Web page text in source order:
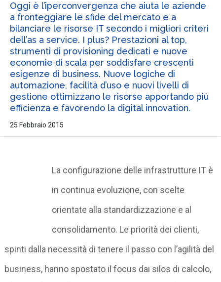
Oggi è l’iperconvergenza che aiuta le aziende
a fronteggiare le sfide del mercato e a
bilanciare le risorse IT secondo i migliori criteri
dell’as a service. I plus? Prestazioni al top,
strumenti di provisioning dedicati e nuove
economie di scala per soddisfare crescenti
esigenze di business. Nuove logiche di
automazione, facilità d’uso e nuovi livelli di
gestione ottimizzano le risorse apportando più
efficienza e favorendo la digital innovation.
25 Febbraio 2015
La configurazione delle infrastrutture IT è
in continua evoluzione, con scelte
orientate alla standardizzazione e al
consolidamento. Le priorità dei clienti,
spinti dalla necessità di tenere il passo con l’agilità del
business, hanno spostato il focus dai silos di calcolo,